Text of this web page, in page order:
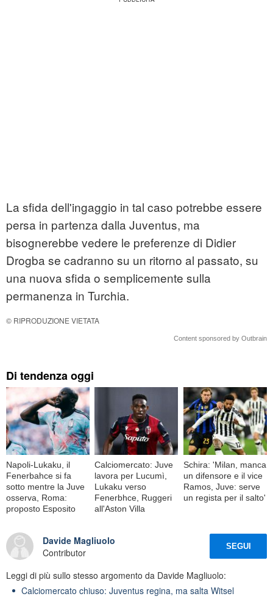
La sfida dell'ingaggio in tal caso potrebbe essere
persa in partenza dalla Juventus, ma
bisognerebbe vedere le preferenze di Didier
Drogba se cadranno su un ritorno al passato, su
una nuova sfida o semplicemente sulla
permanenza in Turchia.
© RIPRODUZIONE VIETATA
Content sponsored by Outbrain
Di tendenza oggi
Napoli-Lukaku, il
Fenerbahce si fa
sotto mentre la Juve
osserva, Roma:
proposto Esposito
Calciomercato: Juve
lavora per Lucumì,
Lukaku verso
Fenerbhce, Ruggeri
all'Aston Villa
Schira: 'Milan, manca
un difensore e il vice
Ramos, Juve: serve
un regista per il salto'
Davide Magliuolo
Contributor
SEGUI
Leggi di più sullo stesso argomento da Davide Magliuolo:
Calciomercato chiuso: Juventus regina, ma salta Witsel